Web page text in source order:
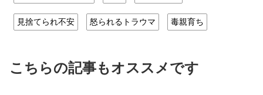
見捨てられ不安 怒られるトラウマ 毒親育ち
こちらの記事もオススメです